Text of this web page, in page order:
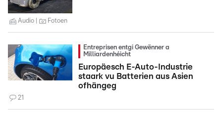
Audio Fotoen
Entreprisen entgi Gewënner a
Milliardenhéicht
Europäesch E-Auto-Industrie
staark vu Batterien aus Asien
ofhängeg
21